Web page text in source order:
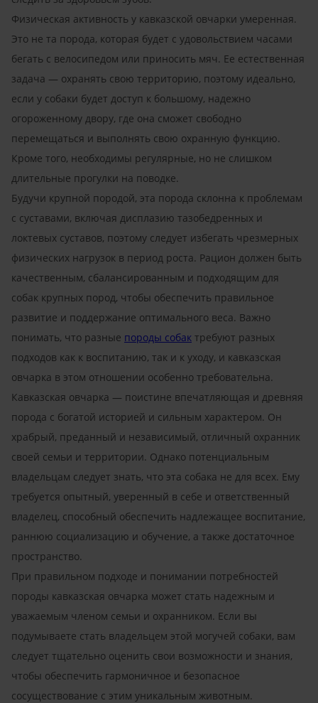
Физическая активность у кавказской овчарки умеренная.
Это не та порода, которая будет с удовольствием часами
бегать с велосипедом или приносить мяч. Ее естественная
задача — охранять свою территорию, поэтому идеально,
если у собаки будет доступ к большому, надежно
огороженному двору, где она сможет свободно
перемещаться и выполнять свою охранную функцию.
Кроме того, необходимы регулярные, но не слишком
длительные прогулки на поводке.
Будучи крупной породой, эта порода склонна к проблемам
с суставами, включая дисплазию тазобедренных и
локтевых суставов, поэтому следует избегать чрезмерных
физических нагрузок в период роста. Рацион должен быть
качественным, сбалансированным и подходящим для
собак крупных пород, чтобы обеспечить правильное
развитие и поддержание оптимального веса. Важно
понимать, что разные породы собак требуют разных
подходов как к воспитанию, так и к уходу, и кавказская
овчарка в этом отношении особенно требовательна.
Кавказская овчарка — поистине впечатляющая и древняя
порода с богатой историей и сильным характером. Он
храбрый, преданный и независимый, отличный охранник
своей семьи и территории. Однако потенциальным
владельцам следует знать, что эта собака не для всех. Ему
требуется опытный, уверенный в себе и ответственный
владелец, способный обеспечить надлежащее воспитание,
раннюю социализацию и обучение, а также достаточное
пространство.
При правильном подходе и понимании потребностей
породы кавказская овчарка может стать надежным и
уважаемым членом семьи и охранником. Если вы
подумываете стать владельцем этой могучей собаки, вам
следует тщательно оценить свои возможности и знания,
чтобы обеспечить гармоничное и безопасное
сосуществование с этим уникальным животным.